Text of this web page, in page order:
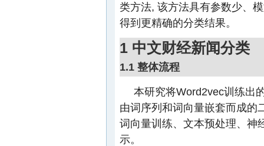
类方法, 该方法具有参数少、
得到更精确的分类结果。
1 中文财经新闻分类
1.1 整体流程
本研究将Word2vec训练出
由词序列和词向量嵌套而成的
词向量训练、文本预处理、神
示。